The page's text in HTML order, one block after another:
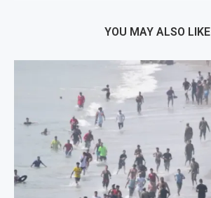
YOU MAY ALSO LIKE